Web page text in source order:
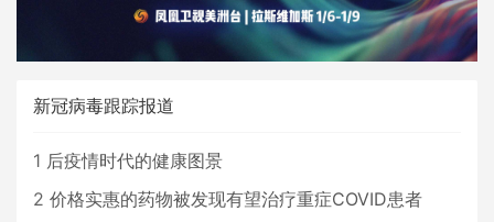
新冠病毒跟踪报道
1 后疫情时代的健康图景
2 价格实惠的药物被发现有望治疗重症COVID患者